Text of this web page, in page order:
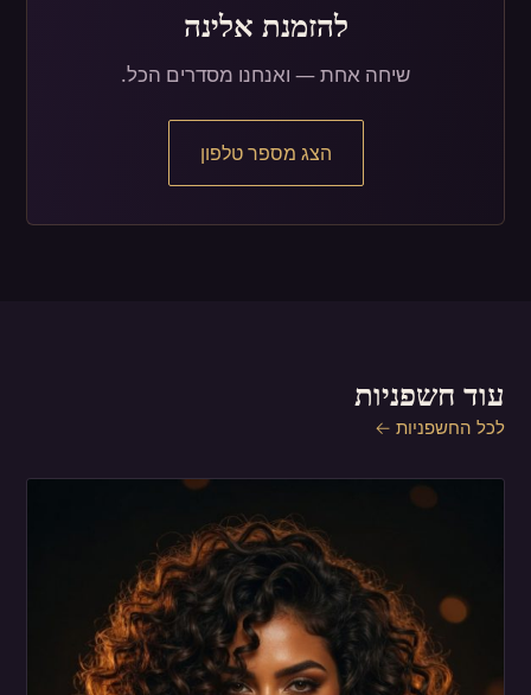
להזמנת אלינה
שיחה אחת — ואנחנו מסדרים הכל.
הצג מספר טלפון
עוד חשפניות
לכל החשפניות ←